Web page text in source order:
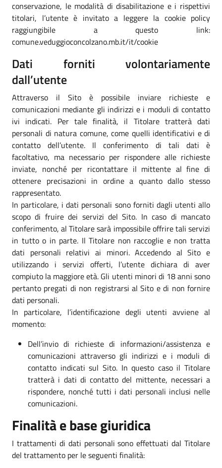
conservazione, le modalità di disabilitazione e i rispettivi
titolari, l’utente è invitato a leggere la cookie policy
raggiungibile a questo link:
comune.veduggioconcolzano.mb.it/it/cookie
Dati forniti volontariamente
dall’utente
Attraverso il Sito è possibile inviare richieste e
comunicazioni mediante gli indirizzi e i moduli di contatto
ivi indicati. Per tale finalità, il Titolare tratterà dati
personali di natura comune, come quelli identificativi e di
contatto dell’utente. Il conferimento di tali dati è
facoltativo, ma necessario per rispondere alle richieste
inviate, nonché per ricontattare il mittente al fine di
ottenere precisazioni in ordine a quanto dallo stesso
rappresentato.
In particolare, i dati personali sono forniti dagli utenti allo
scopo di fruire dei servizi del Sito. In caso di mancato
conferimento, al Titolare sarà impossibile offrire tali servizi
in tutto o in parte. Il Titolare non raccoglie e non tratta
dati personali relativi ai minori. Accedendo al Sito e
utilizzando i servizi offerti, l’utente dichiara di aver
compiuto la maggiore età. Gli utenti minori di 18 anni sono
pertanto pregati di non registrarsi al Sito e di non fornire
dati personali.
In particolare, l’identificazione degli utenti avviene al
momento:
Dell’invio di richieste di informazioni/assistenza e
comunicazioni attraverso gli indirizzi e i moduli di
contatto indicati sul Sito. In questo caso il Titolare
tratterà i dati di contatto del mittente, necessari a
rispondere, nonché tutti i dati personali inclusi nelle
comunicazioni.
Finalità e base giuridica
I trattamenti di dati personali sono effettuati dal Titolare
del trattamento per le seguenti finalità: